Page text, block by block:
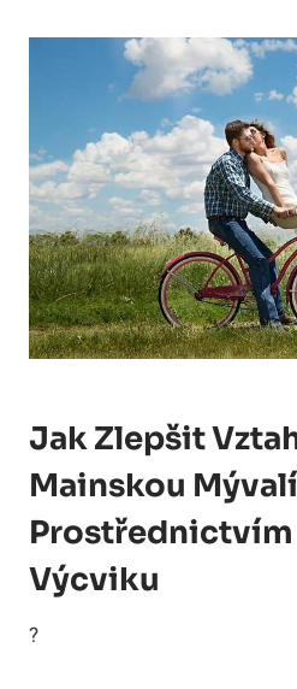
Jak Zlepšit
Mainskou
Prostřednictvím
Výcviku
?